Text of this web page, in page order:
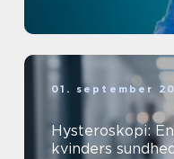
01. september
Hysteroskopi:
kvinders